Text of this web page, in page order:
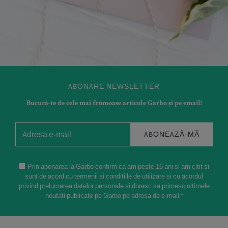
ABONARE NEWSLETTER
Bucură-te de cele mai frumoase articole Garbo și pe email!
ABONEAZĂ-MĂ
Prin abonarea la Garbo confirm ca am peste 16 ani si am citit si
sunt de acord cu termenii si conditiile de utilizare si cu acordul
privind prelucrarea datelor personale si doresc sa primesc ultimele
noutati publicate pe Garbo pe adresa de e-mail *